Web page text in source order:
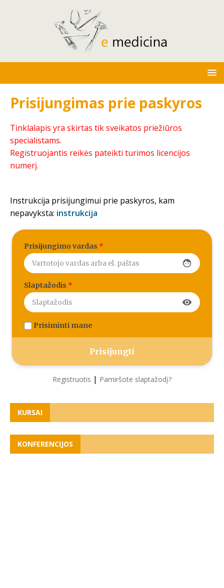
Prisijungimas prie paskyros
Tinklalapis yra skirtas tik sveikatos priežiūros
specialistams.
Registruojantis reikės pateikti turimos licencijos
numerį.
Instrukcija prisijungimui prie paskyros, kam
nepavyksta: instrukcija
Prisijungimo vardas *
face
Slaptažodis *
visibility
Prisiminti mane
Registruotis | Pamiršote slaptažodį?
KURSAI
KONFERENCIJOS